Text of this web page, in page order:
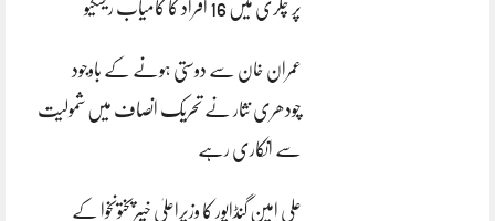
پر چکری میں 16 افراد کا کامیاب ریسکیو
عمران خان سے دوستی ہونے کے باوجود
چودھری نثار نے تحریک انصاف میں شمولیت
سے انکاری رہے
علی امین گنڈاپور کا وزیراعلیٰ خیبرپختونخوا کے